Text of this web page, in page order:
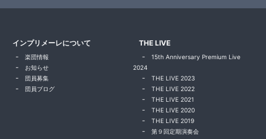
インプリメーレについて
楽団情報
お知らせ
団員募集
団員ブログ
THE LIVE
15th Anniversary Premium Live
2024
THE LIVE 2023
THE LIVE 2022
THE LIVE 2021
THE LIVE 2020
THE LIVE 2019
第９回定期演奏会